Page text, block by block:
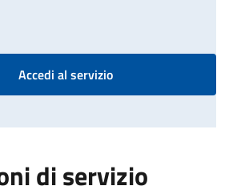
Accedi al servizio
di servizio